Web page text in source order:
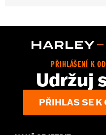
WARRANTY:Wolverine
Imported
Dimension Description:
PŘIHLÁŠENÍ K
Udržuj
PŘIHLAS SE K